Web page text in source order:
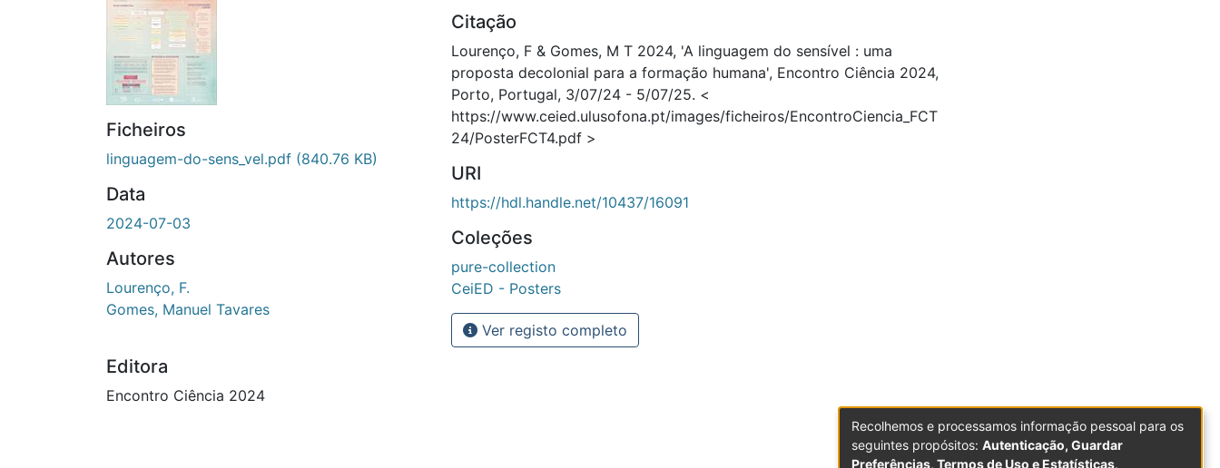
Ficheiros
linguagem-do-sens_vel.pdf (840.76 KB)
Data
2024-07-03
Autores
Lourenço, F.
Gomes, Manuel Tavares
Editora
Encontro Ciência 2024
Citação
Lourenço, F & Gomes, M T 2024, 'A linguagem do sensível : uma
proposta decolonial para a formação humana', Encontro Ciência 2024,
Porto, Portugal, 3/07/24 - 5/07/25. <
https://www.ceied.ulusofona.pt/images/ficheiros/EncontroCiencia_FCT
24/PosterFCT4.pdf >
URI
https://hdl.handle.net/10437/16091
Coleções
pure-collection
CeiED - Posters
Ver registo completo
Recolhemos e processamos informação pessoal para os
seguintes propósitos: Autenticação, Guardar
Preferências, Termos de Uso e Estatísticas.